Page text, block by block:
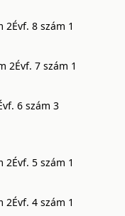
2Évf. 8 szám 1
2Évf. 7 szám 1
6 szám 3
2Évf. 5 szám 1
2Évf. 4 szám 1